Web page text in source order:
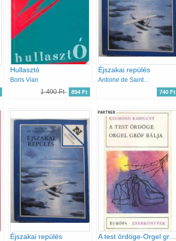
Hullasztó
Boris Vian
1 490 Ft 894 Ft
Éjszakai repülés
Antoine de Saint-Exupéry
740 Ft
Éjszakai repülés
PARTNER
A test ördöge-Orgel gróf bálja